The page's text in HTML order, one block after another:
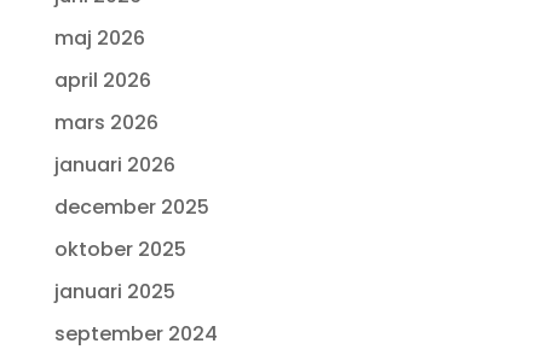
maj 2026
april 2026
mars 2026
januari 2026
december 2025
oktober 2025
januari 2025
september 2024